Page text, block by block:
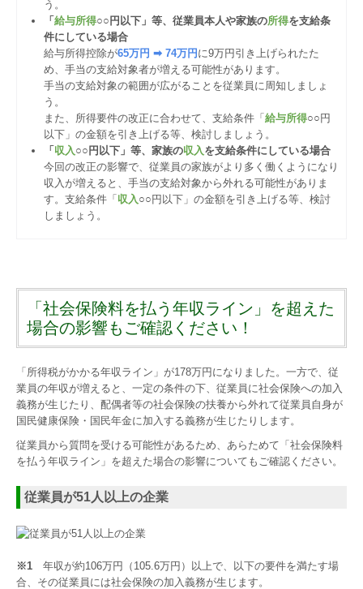
う。
「 給与所得○○円以下」等、従業員本人や家族の所得を支給条
件にしている場合
給与所得控除が65万円 ➡ 74万円 に9万円引き上げられたた
め、手当の支給対象者が増える可能性があります。
手当の支給対象の範囲が広がることを従業員に周知しましょ
う。
また、所得要件の改正に合わせて、支給条件「 給与所得○○円
以下」の金額を引き上げる等、検討しましょう。
「 収入○○円以下」等、家族の収入を支給条件にしている場合
今回の改正の影響で、従業員の家族がより多く働くようになり
収入が増えると、手当の支給対象から外れる可能性がありま
す。支給条件「 収入○○円以下」の金額を引き上げる等、検討
しましょう。
「社会保険料を払う年収ライン」を超えた
場合の影響もご確認ください！
「所得税がかかる年収ライン」が178万円になりました。一方で、従
業員の年収が増えると、一定の条件の下、従業員に社会保険への加入
義務が生じたり、配偶者等の社会保険の扶養から外れて従業員自身が
国民健康保険・国民年金に加入する義務が生じたりします。
従業員から質問を受ける可能性があるため、あらためて「社会保険料
を払う年収ライン」を超えた場合の影響についてもご確認ください。
従業員が51人以上の企業
※1 年収が約106万円（105.6万円）以上で、以下の要件を満たす場
合、その従業員には社会保険の加入義務が生じます。